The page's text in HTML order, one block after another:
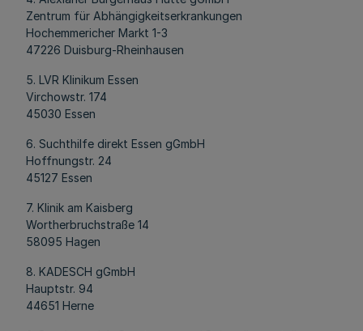
Zentrum für Abhängigkeitserkrankungen
Hochemmericher Markt 1-3
47226 Duisburg-Rheinhausen
5. LVR Klinikum Essen
Virchowstr. 174
45030 Essen
6. Suchthilfe direkt Essen gGmbH
Hoffnungstr. 24
45127 Essen
7. Klinik am Kaisberg
Wortherbruchstraße 14
58095 Hagen
8. KADESCH gGmbH
Hauptstr. 94
44651 Herne